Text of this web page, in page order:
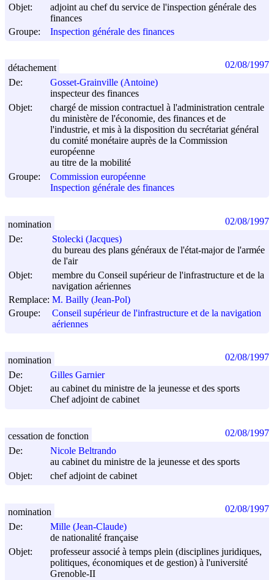
Objet:
adjoint au chef du service de l'inspection générale des
finances
Groupe:
Inspection générale des finances
De:
Gosset-Grainville (Antoine)
inspecteur des finances
Objet:
chargé de mission contractuel à l'administration centrale
du ministère de l'économie, des finances et de
l'industrie, et mis à la disposition du secrétariat général
du comité monétaire auprès de la Commission
européenne
au titre de la mobilité
Groupe:
Commission européenne
Inspection générale des finances
détachement 02/08/1997
De:
Stolecki (Jacques)
du bureau des plans généraux de l'état-major de l'armée
de l'air
Objet:
membre du Conseil supérieur de l'infrastructure et de la
navigation aériennes
Remplace: M. Bailly (Jean-Pol)
Groupe:
Conseil supérieur de l'infrastructure et de la navigation
aériennes
nomination 02/08/1997
De:
Gilles Garnier
Objet:
au cabinet du ministre de la jeunesse et des sports
Chef adjoint de cabinet
nomination 02/08/1997
De:
Nicole Beltrando
au cabinet du ministre de la jeunesse et des sports
Objet:
chef adjoint de cabinet
cessation de fonction 02/08/1997
De:
Mille (Jean-Claude)
de nationalité française
Objet:
professeur associé à temps plein (disciplines juridiques,
politiques, économiques et de gestion) à l'université
Grenoble-II
nomination 02/08/1997